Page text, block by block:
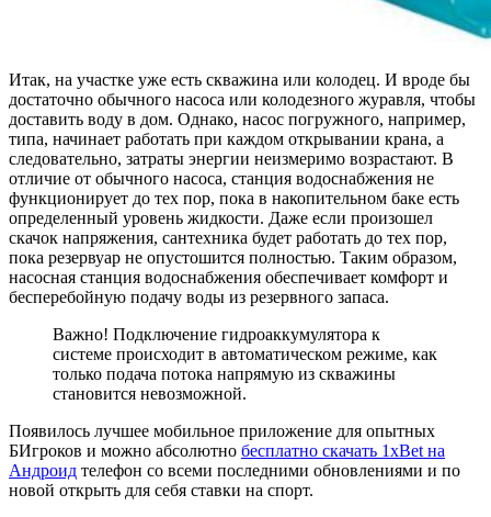
Итак, на участке уже есть скважина или колодец. И вроде бы
достаточно обычного насоса или колодезного журавля, чтобы
доставить воду в дом. Однако, насос погружного, например,
типа, начинает работать при каждом открывании крана, а
следовательно, затраты энергии неизмеримо возрастают. В
отличие от обычного насоса, станция водоснабжения не
функционирует до тех пор, пока в накопительном баке есть
определенный уровень жидкости. Даже если произошел
скачок напряжения, сантехника будет работать до тех пор,
пока резервуар не опустошится полностью. Таким образом,
насосная станция водоснабжения обеспечивает комфорт и
бесперебойную подачу воды из резервного запаса.
Важно! Подключение гидроаккумулятора к
системе происходит в автоматическом режиме, как
только подача потока напрямую из скважины
становится невозможной.
Появилось лучшее мобильное приложение для опытных
БИгроков и можно абсолютно бесплатно скачать 1xBet на
Андроид телефон со всеми последними обновлениями и по
новой открыть для себя ставки на спорт.